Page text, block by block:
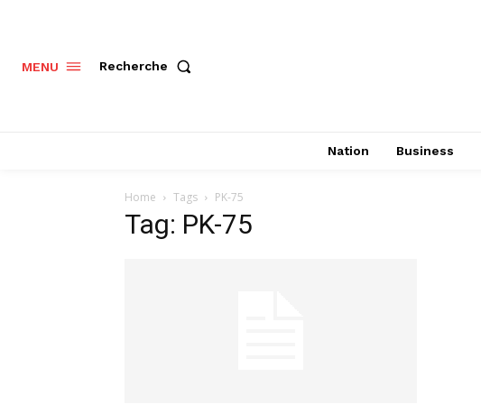
MENU Recherche
Nation Business
Home Tags PK-75
Tag: PK-75